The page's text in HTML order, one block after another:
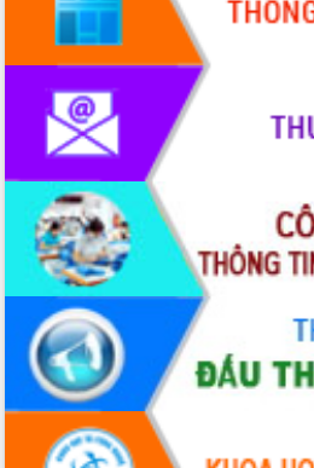
Nâng cao hiệu quả hoạt động của các
doanh nghiệp nhà nước
Hội nghị triển khai kết nối mạng
truyền số liệu chuyên dùng phục vụ cơ
quan Đảng, Nhà nước
Lễ phát động chuỗi hoạt động chung
tay làm sạch môi trường
Xã Ea Kar bước chuyển mình trong
công tác cải cách hành chính mô hình
mới
UBND tỉnh họp báo định kỳ tháng 4
năm 2026
Hội thảo khoa học “Giải pháp thúc đẩy
phát triển nền kinh tế xanh tại tỉnh
Đắk Lắk”
Tăng cường giám sát, đôn đốc thực
hiện nhiệm vụ quản lý tài sản công
hàng tuần